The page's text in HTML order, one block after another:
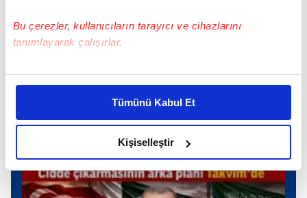
Bu çerezler, kullanıcıların tarayıcı ve cihazlarını
tanımlayarak çalışırlar.
Bu çerezlere izin vermeniz halinde sizlere özel
daha iyi reklam deneyimi yaşatabiliriz. Bunu yaparken
amacımızın size daha iyi bir reklam deneyimi sunmak
olduğunu ve sizlere en iyi içerikleri sunabilmek adına
elimizden gelen çabayı gösterdiğimizi ve bu noktada,
reklamların maliyetlerimizi karşılamak noktasında tek gelir
kalemimiz olduğunu sizlere hatırlatmak isteriz.
Tümünü Kabul Et
Kişiselleştir
TAKVİM UYGULAMASINI İNDİRMEK İÇİN
Günün Manşetleri